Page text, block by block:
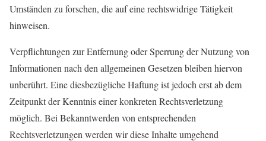
Umständen zu forschen, die auf eine rechtswidrige Tätigkeit
hinweisen.
Verpflichtungen zur Entfernung oder Sperrung der Nutzung von
Informationen nach den allgemeinen Gesetzen bleiben hiervon
unberührt. Eine diesbezügliche Haftung ist jedoch erst ab dem
Zeitpunkt der Kenntnis einer konkreten Rechtsverletzung
möglich. Bei Bekanntwerden von entsprechenden
Rechtsverletzungen werden wir diese Inhalte umgehend